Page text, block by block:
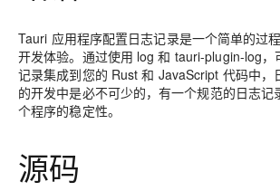
Tauri 应用程序配置日志记录是一个简单的过
开发体验。通过使用 log 和 tauri-plugin-log，
记录集成到您的 Rust 和 JavaScript 代码中，
的开发中是必不可少的，有一个规范的日志记
个程序的稳定性。
源码